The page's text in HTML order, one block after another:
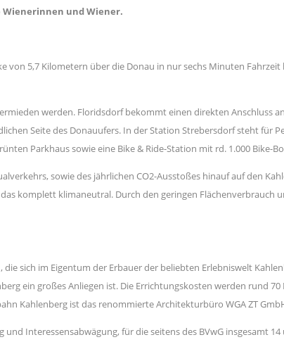
und Wiener.
5,7 Kilometern über die Donau in nur sechs Minuten
werden. Floridsdorf bekommt einen direkten Anschluss
Seite des Donauufers. In der Station Strebersdorf steht für
Parkhaus sowie eine Bike & Ride-Station mit rd. 1.000 Bike-
sowie des jährlichen CO2-Ausstoßes hinauf auf den
komplett klimaneutral. Durch den geringen Flächenverbrauch
sich im Eigentum der Erbauer der beliebten Erlebniswelt
ein großes Anliegen ist. Die Errichtungskosten werden rund
Kahlenberg ist das renommierte Architekturbüro WGA ZT
Interessensabwägung, für die seitens des BVwG insgesamt